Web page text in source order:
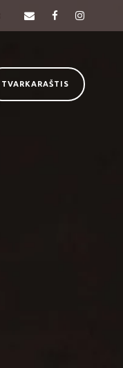
TVARKARAŠTIS